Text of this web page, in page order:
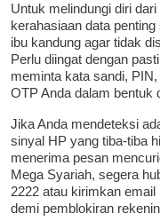
Untuk melindungi diri
kerahasiaan data
ibu kandung agar tidak
Perlu diingat dengan
meminta kata sandi,
OTP Anda dalam bentuk
Jika Anda mendeteksi
sinyal HP yang tiba-tiba
menerima pesan
Mega Syariah, segera
2222 atau kirimkan
demi pemblokiran